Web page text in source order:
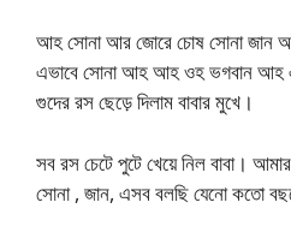
আহ সোনা আর জোরে চোষ সোনা জান
এভাবে সোনা আহ আহ ওহ ভগবান আহ
গুদের রস ছেড়ে দিলাম বাবার মুখে।
সব রস চেটে পুটে খেয়ে নিল বাবা।
সোনা , জান, এসব বলছি যেনো কতো